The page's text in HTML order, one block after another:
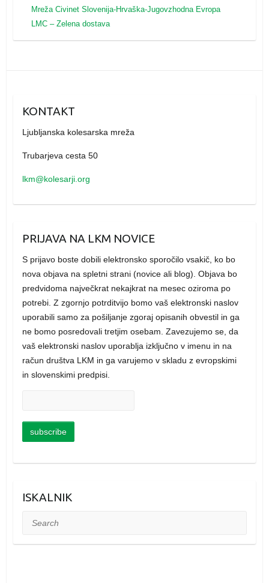
MrežaCivinet Slovenija-Hrvaška-Jugovzhodna Evropa
LMC – Zelena dostava
KONTAKT
Ljubljanska kolesarska mreža
Trubarjeva cesta 50
lkm@kolesarji.org
PRIJAVA NA LKM NOVICE
S prijavo boste dobili elektronsko sporočilo vsakič, ko bo
nova objava na spletni strani (novice ali blog). Objava bo
predvidoma največkrat nekajkrat na mesec oziroma po
potrebi. Z zgornjo potrditvijo bomo vaš elektronski naslov
uporabili samo za pošiljanje zgoraj opisanih obvestil in ga
ne bomo posredovali tretjim osebam. Zavezujemo se, da
vaš elektronski naslov uporablja izključno v imenu in na
račun društva LKM in ga varujemo v skladu z evropskimi
in slovenskimi predpisi.
ISKALNIK
Search